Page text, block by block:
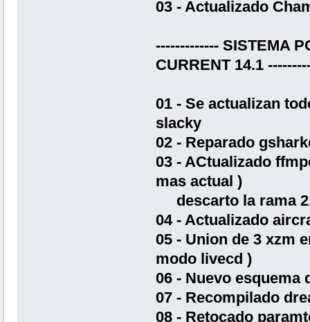
03 - Actualizado
------------- SISTEMA
CURRENT 14.1
01 - Se actualizan
slacky
02 - Reparado
03 - ACtualizado
mas actual )
descarto la rama
04 - Actualizado
05 - Union de 3 xzm
modo livecd )
06 - Nuevo
07 - Recompilado
08 - Retocado